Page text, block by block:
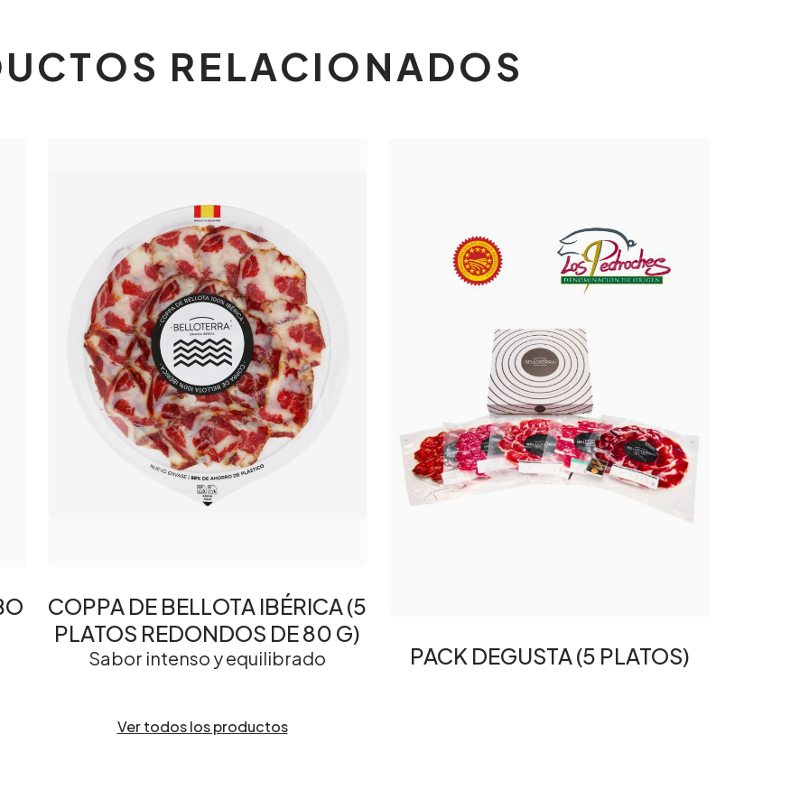
RELACIONADOS
COPPA DE BELLOTA IBÉRICA (5
PLATOS REDONDOS DE 80 G)
Sabor intenso y equilibrado PACK DEGUSTA (5 PLATOS)
Ver todos los productos